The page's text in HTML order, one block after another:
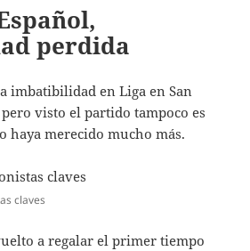
perdida
imbatibilidad en Liga en San
visto el partido tampoco es
haya merecido mucho más.
claves
a regalar el primer tiempo